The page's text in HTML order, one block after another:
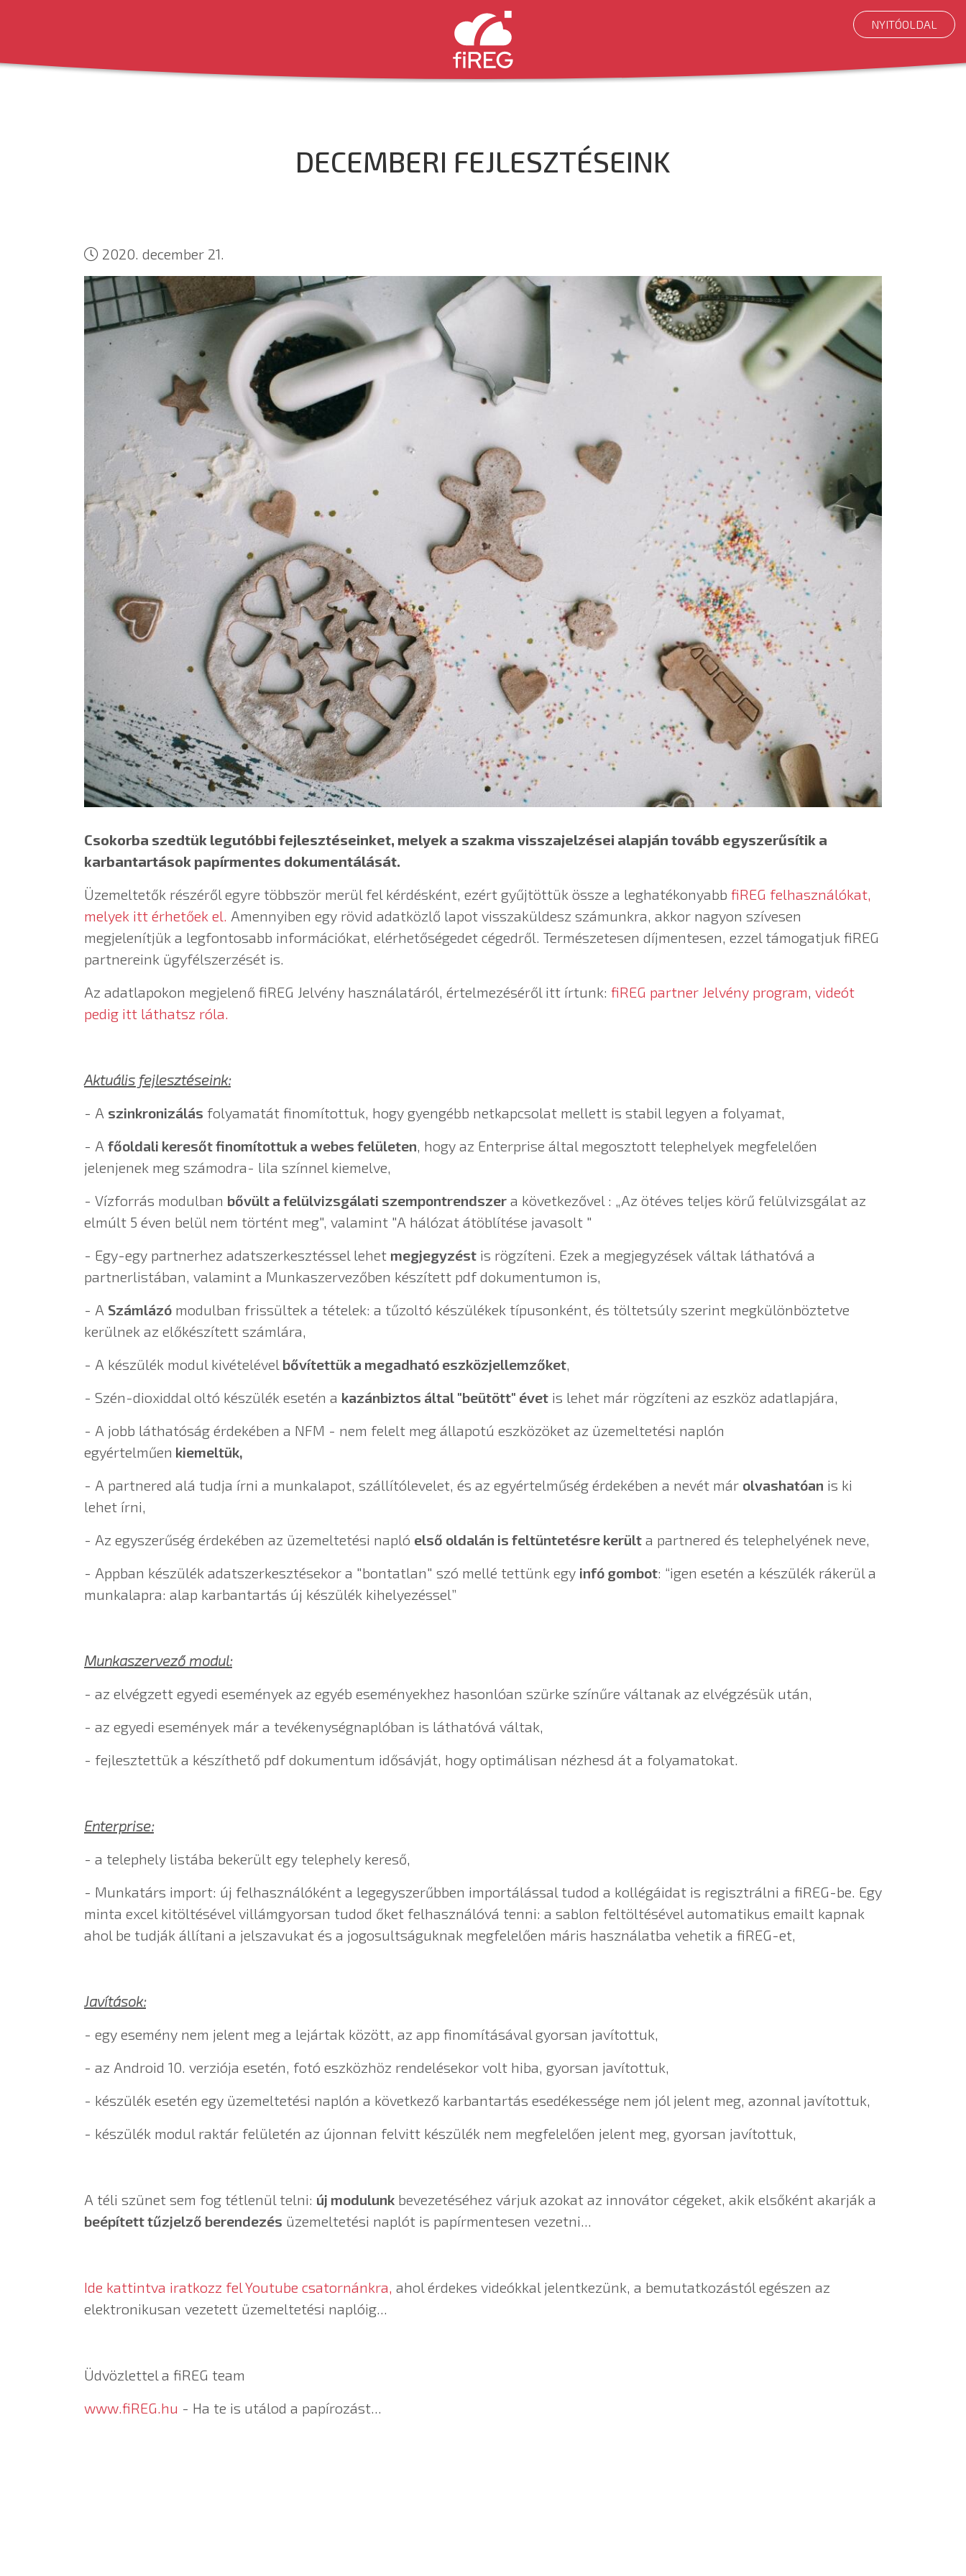
NYITÓOLDAL
DECEMBERI FEJLESZTÉSEINK
2020. december 21.
Csokorba szedtük legutóbbi fejlesztéseinket, melyek a szakma visszajelzései alapján tovább egyszerűsítik a
karbantartások papírmentes dokumentálását.
Üzemeltetők részéről egyre többször merül fel kérdésként, ezért gyűjtöttük össze a leghatékonyabb fiREG felhasználókat,
melyek itt érhetőek el. Amennyiben egy rövid adatközlő lapot visszaküldesz számunkra, akkor nagyon szívesen
megjelenítjük a legfontosabb információkat, elérhetőségedet cégedről. Természetesen díjmentesen, ezzel támogatjuk fiREG
partnereink ügyfélszerzését is.
Az adatlapokon megjelenő fiREG Jelvény használatáról, értelmezéséről itt írtunk: fiREG partner Jelvény program, videót
pedig itt láthatsz róla.
Aktuális fejlesztéseink:
- A szinkronizálás folyamatát finomítottuk, hogy gyengébb netkapcsolat mellett is stabil legyen a folyamat,
- A főoldali keresőt finomítottuk a webes felületen, hogy az Enterprise által megosztott telephelyek megfelelően
jelenjenek meg számodra- lila színnel kiemelve,
- Vízforrás modulban bővült a felülvizsgálati szempontrendszer a következővel : „Az ötéves teljes körű felülvizsgálat az
elmúlt 5 éven belül nem történt meg", valamint "A hálózat átöblítése javasolt "
- Egy-egy partnerhez adatszerkesztéssel lehet megjegyzést is rögzíteni. Ezek a megjegyzések váltak láthatóvá a
partnerlistában, valamint a Munkaszervezőben készített pdf dokumentumon is,
- A Számlázó modulban frissültek a tételek: a tűzoltó készülékek típusonként, és töltetsúly szerint megkülönböztetve
kerülnek az előkészített számlára,
- A készülék modul kivételével bővítettük a megadható eszközjellemzőket,
- Szén-dioxiddal oltó készülék esetén a kazánbiztos által "beütött" évet is lehet már rögzíteni az eszköz adatlapjára,
- A jobb láthatóság érdekében a NFM - nem felelt meg állapotú eszközöket az üzemeltetési naplón
egyértelműen kiemeltük,
- A partnered alá tudja írni a munkalapot, szállítólevelet, és az egyértelműség érdekében a nevét már olvashatóan is ki
lehet írni,
- Az egyszerűség érdekében az üzemeltetési napló első oldalán is feltüntetésre került a partnered és telephelyének neve,
- Appban készülék adatszerkesztésekor a "bontatlan" szó mellé tettünk egy infó gombot: “igen esetén a készülék rákerül a
munkalapra: alap karbantartás új készülék kihelyezéssel”
Munkaszervező modul:
- az elvégzett egyedi események az egyéb eseményekhez hasonlóan szürke színűre váltanak az elvégzésük után,
- az egyedi események már a tevékenységnaplóban is láthatóvá váltak,
- fejlesztettük a készíthető pdf dokumentum idősávját, hogy optimálisan nézhesd át a folyamatokat.
Enterprise:
- a telephely listába bekerült egy telephely kereső,
- Munkatárs import: új felhasználóként a legegyszerűbben importálással tudod a kollégáidat is regisztrálni a fiREG-be. Egy
minta excel kitöltésével villámgyorsan tudod őket felhasználóvá tenni: a sablon feltöltésével automatikus emailt kapnak
ahol be tudják állítani a jelszavukat és a jogosultságuknak megfelelően máris használatba vehetik a fiREG-et,
Javítások:
- egy esemény nem jelent meg a lejártak között, az app finomításával gyorsan javítottuk,
- az Android 10. verziója esetén, fotó eszközhöz rendelésekor volt hiba, gyorsan javítottuk,
- készülék esetén egy üzemeltetési naplón a következő karbantartás esedékessége nem jól jelent meg, azonnal javítottuk,
- készülék modul raktár felületén az újonnan felvitt készülék nem megfelelően jelent meg, gyorsan javítottuk,
A téli szünet sem fog tétlenül telni: új modulunk bevezetéséhez várjuk azokat az innovátor cégeket, akik elsőként akarják a
beépített tűzjelző berendezés üzemeltetési naplót is papírmentesen vezetni...
Ide kattintva iratkozz fel Youtube csatornánkra, ahol érdekes videókkal jelentkezünk, a bemutatkozástól egészen az
elektronikusan vezetett üzemeltetési naplóig...
Üdvözlettel a fiREG team
www.fiREG.hu - Ha te is utálod a papírozást...